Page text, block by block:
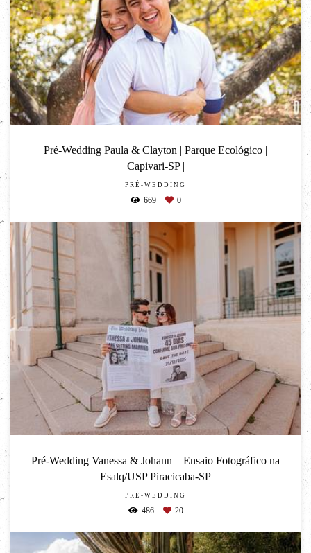
Pré-Wedding Paula & Clayton | Parque Ecológico |
Capivari-SP |
PRÉ-WEDDING
669 0
Pré-Wedding Vanessa & Johann – Ensaio Fotográfico na
Esalq/USP Piracicaba-SP
PRÉ-WEDDING
486 20